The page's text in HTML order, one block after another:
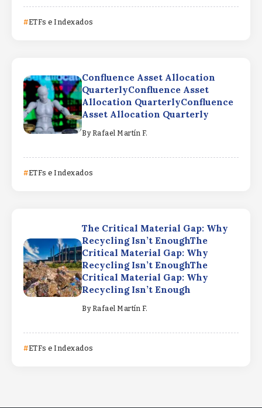
ETFs e Indexados
Confluence Asset Allocation
QuarterlyConfluence Asset
Allocation QuarterlyConfluence
Asset Allocation Quarterly
By Rafael Martín F.
ETFs e Indexados
The Critical Material Gap: Why
Recycling Isn’t EnoughThe
Critical Material Gap: Why
Recycling Isn’t EnoughThe
Critical Material Gap: Why
Recycling Isn’t Enough
By Rafael Martín F.
ETFs e Indexados